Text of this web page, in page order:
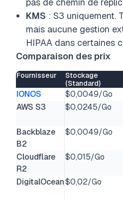
KMS : S3 uniquement.
mais aucune gestion
HIPAA dans certaines
Comparaison des prix
Fournisseur
Stockage
(Standard)
IONOS $0,0049/Go
AWS S3
$0,0245/Go
Backblaze
B2
$0,0049/Go
Cloudflare
R2
$0,015/Go
DigitalOcean$0,02/Go